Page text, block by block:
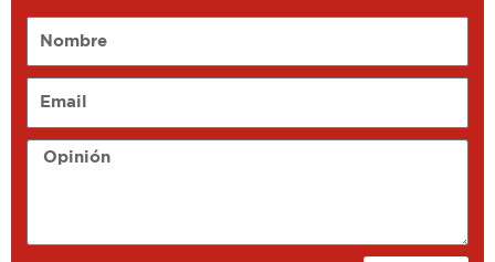
Opinión